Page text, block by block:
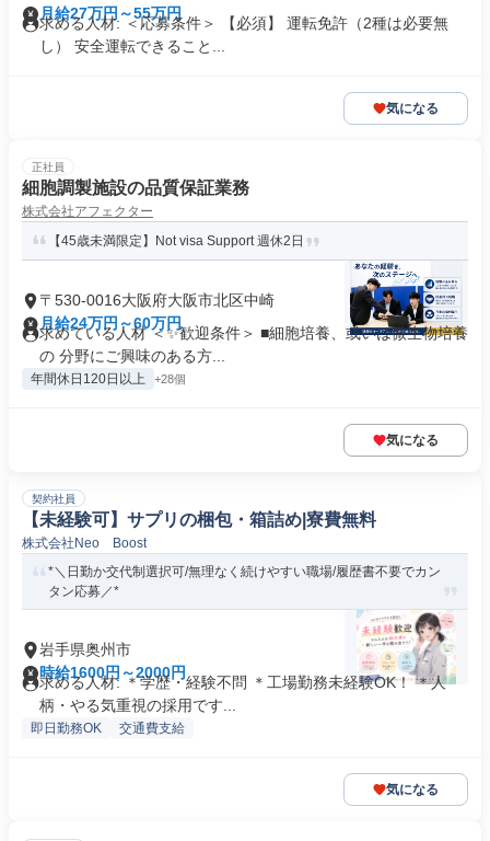
月給27万円～55万円
求める人材: ＜応募条件＞ 【必須】 運転免許（2種は必要無
し） 安全運転できること...
気になる
正社員
細胞調製施設の品質保証業務
株式会社アフェクター
【45歳未満限定】Not visa Support 週休2日
〒530-0016大阪府大阪市北区中崎
月給24万円～60万円
求めている人材 ＜✨歓迎条件＞ ■細胞培養、或いは微生物培養
の 分野にご興味のある方...
年間休日120日以上 +28個
気になる
契約社員
【未経験可】サプリの梱包・箱詰め|寮費無料
株式会社Neo Boost
*＼日勤か交代制選択可/無理なく続けやすい職場/履歴書不要でカン
タン応募／*
岩手県奥州市
時給1600円～2000円
求める人材: ＊学歴・経験不問 ＊工場勤務未経験OK！ ＊人
柄・やる気重視の採用です...
即日勤務OK 交通費支給
気になる